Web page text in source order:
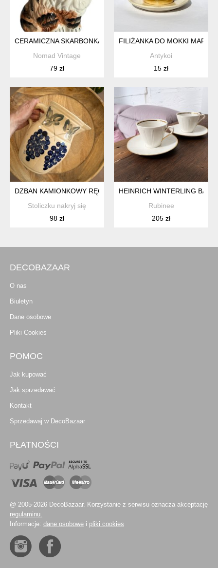
CERAMICZNA SKARBONKA KOT VINTAGE | RĘCZNIE
Nomad Vintage
79 zł
FILIŻANKA DO MOKKI
Antykoi
15 zł
DZBAN KAMIONKOWY RĘCZNIE MALOWANY II POŁOWA XX W.
Stoliczku nakryj się
98 zł
HEINRICH WINTERLING
Rubinee
205 zł
DECOBAZAAR
O nas
Biuletyn
Dane osobowe
Pliki Cookies
POMOC
Jak kupować
Jak sprzedawać
Kontakt
Sprzedawaj w DecoBazaar
PŁATNOŚCI
@ 2005-2026 DecoBazaar. Korzystanie z serwisu oznacza akceptację
regulaminu.
Informacje: dane osobowe i pliki cookies